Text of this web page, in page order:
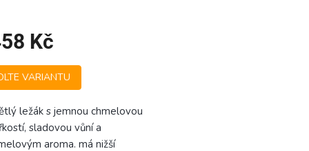
Kč
VARIANTU
ležák s jemnou chmelovou
sladovou vůní a
aroma. má nižší